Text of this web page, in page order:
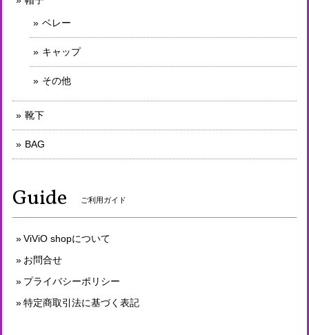
ベレー
キャップ
その他
靴下
BAG
Guide ご利用ガイド
ViViO shopについて
お問合せ
プライバシーポリシー
特定商取引法に基づく表記